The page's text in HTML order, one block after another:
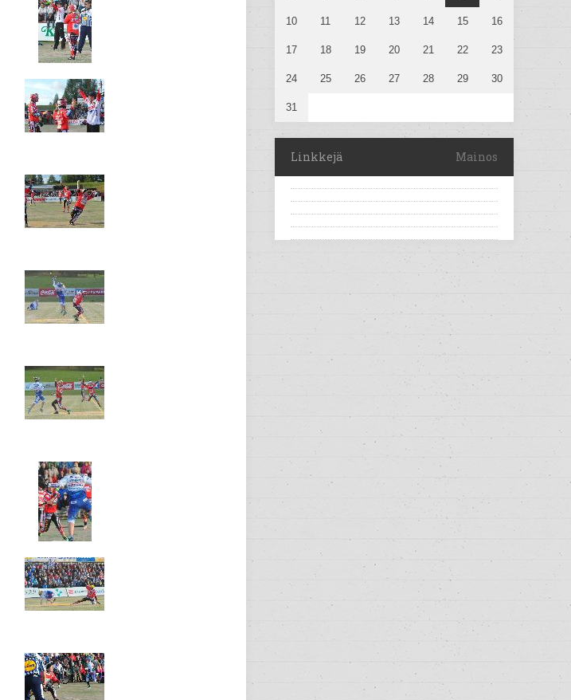
10 11 12 13 14 15 16
17 18 19 20 21 22 23
24 25 26 27 28 29 30
31
Linkkejä Mainos